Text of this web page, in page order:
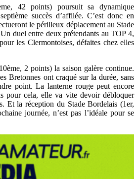
42 points) poursuit sa dynamique
succès d’affilée. C’est donc en
le périlleux déplacement au Stade
duel entre deux prétendants au TOP 4,
les Clermontoises, défaites chez elles
2 points) la saison galère continue.
Bretonnes ont craqué sur la durée, sans
point. La lanterne rouge peut encore
pour cela, elle va vite devoir débloquer
Et la réception du Stade Bordelais (1er,
journée, n’est pas l’idéale pour se